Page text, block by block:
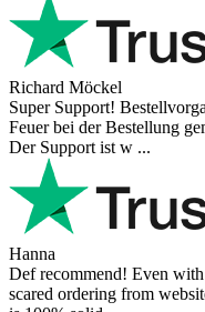
Richard Möckel
Super Support!
Feuer bei der Bestellung
Der Support ist w ...
Hanna
Def recommend! Even
scared ordering from